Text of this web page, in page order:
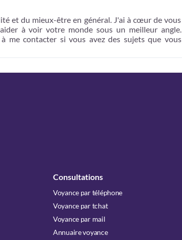
et du mieux-être en général. J'ai à cœur de vous
à voir votre monde sous un meilleur angle.
me contacter si vous avez des sujets que vous
Consultations
Voyance par téléphone
Voyance par tchat
Voyance par mail
Annuaire voyance